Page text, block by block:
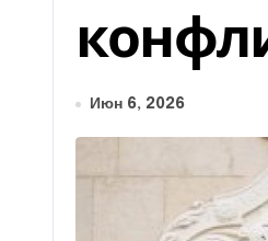
Июн 6, 2026